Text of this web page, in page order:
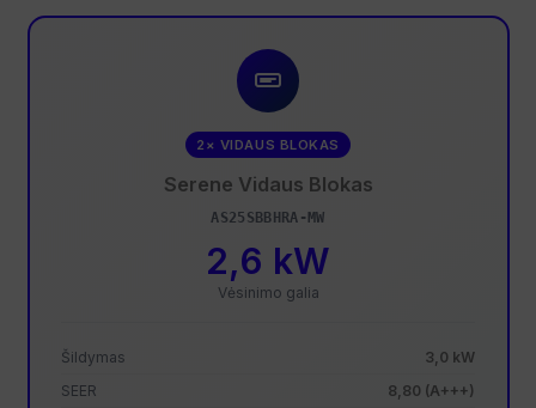
2× VIDAUS BLOKAS
Serene Vidaus Blokas
AS25SBBHRA-MW
2,6 kW
Vėsinimo galia
Šildymas
3,0 kW
SEER
8,80 (A+++)